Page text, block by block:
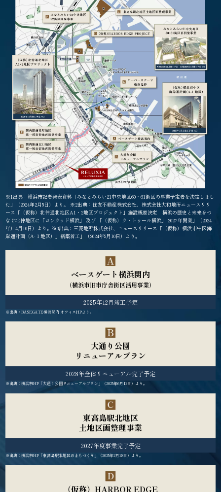
※1出典：横浜市記者発表資料「みなとみらい21中央地区60・61街区の事業予定者を決定しまし
た」（2024年2月5日）より。 ※2出典：住友不動産株式会社、株式会社大和地所ニュースリリ
ース「（仮称）北仲通北地区A1・2地区プロジェクト」施設概要決定 横浜の歴史と未来をつ
なぐ北仲地区に「コンラッド横浜」 及び 「（仮称）ラ・トゥール横浜」 2027年開業」（2024
年）4月10日）より。※3出典：三菱地所株式会社、ニュースリリース「（仮称）横浜市中区海
岸通計画（A-１地区）」新築着工」（2024年5月10日）より。
ベースゲート横浜関内
（横浜市旧市庁舎街区活用事業）
2025年12月竣工予定
※出典：BASEGATE横浜関内 オフィスHPより。
大通り公園
リニューアルプラン
2028年全体リニューアル完了予定
※出典：横浜市HP「大通り公園リニューアルプラン」（2025年6月12日）より。
東高島駅北地区
土地区画整理事業
2027年度事業完了予定
※出典：横浜市HP「東高島駅北地区のまちづくり」（2025年2月28日）より。
（仮称）HARBOR EDGE